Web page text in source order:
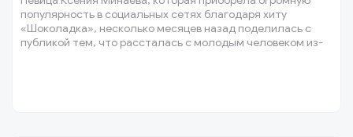
популярность в социальных сетях благодаря хиту
«Шоколадка», несколько месяцев назад поделилась с
публикой тем, что рассталась с молодым человеком из-